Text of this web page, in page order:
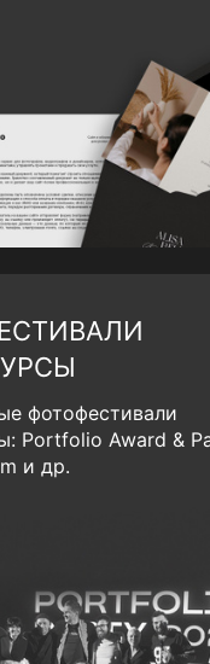
фотофестивали
Portfolio Award &
и др.